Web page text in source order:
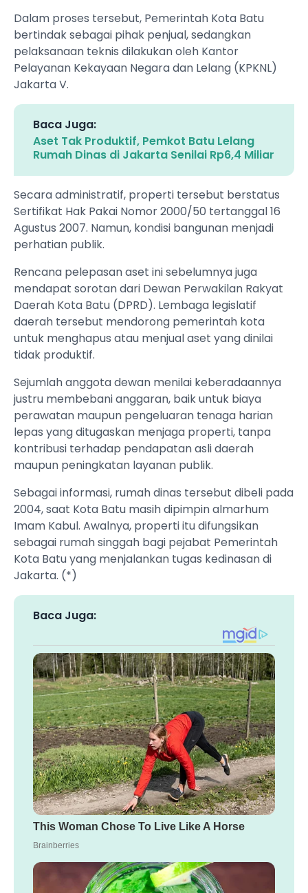
Dalam proses tersebut, Pemerintah Kota Batu
bertindak sebagai pihak penjual, sedangkan
pelaksanaan teknis dilakukan oleh Kantor
Pelayanan Kekayaan Negara dan Lelang (KPKNL)
Jakarta V.
Baca Juga:
Aset Tak Produktif, Pemkot Batu Lelang
Rumah Dinas di Jakarta Senilai Rp6,4 Miliar
Secara administratif, properti tersebut berstatus
Sertifikat Hak Pakai Nomor 2000/50 tertanggal 16
Agustus 2007. Namun, kondisi bangunan menjadi
perhatian publik.
Rencana pelepasan aset ini sebelumnya juga
mendapat sorotan dari Dewan Perwakilan Rakyat
Daerah Kota Batu (DPRD). Lembaga legislatif
daerah tersebut mendorong pemerintah kota
untuk menghapus atau menjual aset yang dinilai
tidak produktif.
Sejumlah anggota dewan menilai keberadaannya
justru membebani anggaran, baik untuk biaya
perawatan maupun pengeluaran tenaga harian
lepas yang ditugaskan menjaga properti, tanpa
kontribusi terhadap pendapatan asli daerah
maupun peningkatan layanan publik.
Sebagai informasi, rumah dinas tersebut dibeli pada
2004, saat Kota Batu masih dipimpin almarhum
Imam Kabul. Awalnya, properti itu difungsikan
sebagai rumah singgah bagi pejabat Pemerintah
Kota Batu yang menjalankan tugas kedinasan di
Jakarta. (*)
Baca Juga: